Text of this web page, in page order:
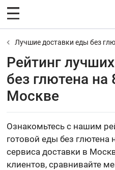
Лучшие доставки еды без
Рейтинг
без глютена на
Москве
Ознакомьтесь с нашим
готовой еды без глютена
сервиса доставки в
клиентов, сравнивайте